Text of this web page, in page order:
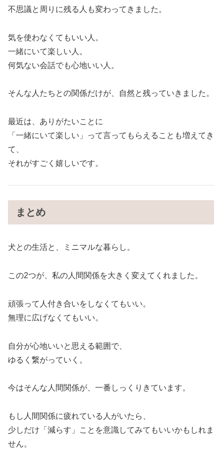
不思議と周りに残る人も変わってきました。
気を使わなくてもいい人。
一緒にいて楽しい人。
何気ない会話でも心地いい人。
そんな人たちとの関係だけが、自然と残っていきました。
最近は、ありがたいことに
「一緒にいて楽しい」って言ってもらえることも増えてき
て、
それがすごく嬉しいです。
まとめ
犬との生活と、ミニマルな暮らし。
この2つが、私の人間関係を大きく変えてくれました。
頑張って人付き合いをしなくてもいい。
無理に広げなくてもいい。
自分が心地いいと思える範囲で、
ゆるく繋がっていく。
今はそんな人間関係が、一番しっくりきています。
もし人間関係に疲れている人がいたら、
少しだけ「減らす」ことを意識してみてもいいかもしれま
せん。